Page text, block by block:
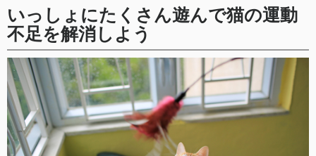
いっしょにたくさん遊んで猫の運動
不足を解消しよう